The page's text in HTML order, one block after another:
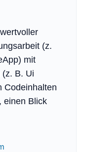
(z.
mit
B. Ui
Codeinhalten
einen Blick